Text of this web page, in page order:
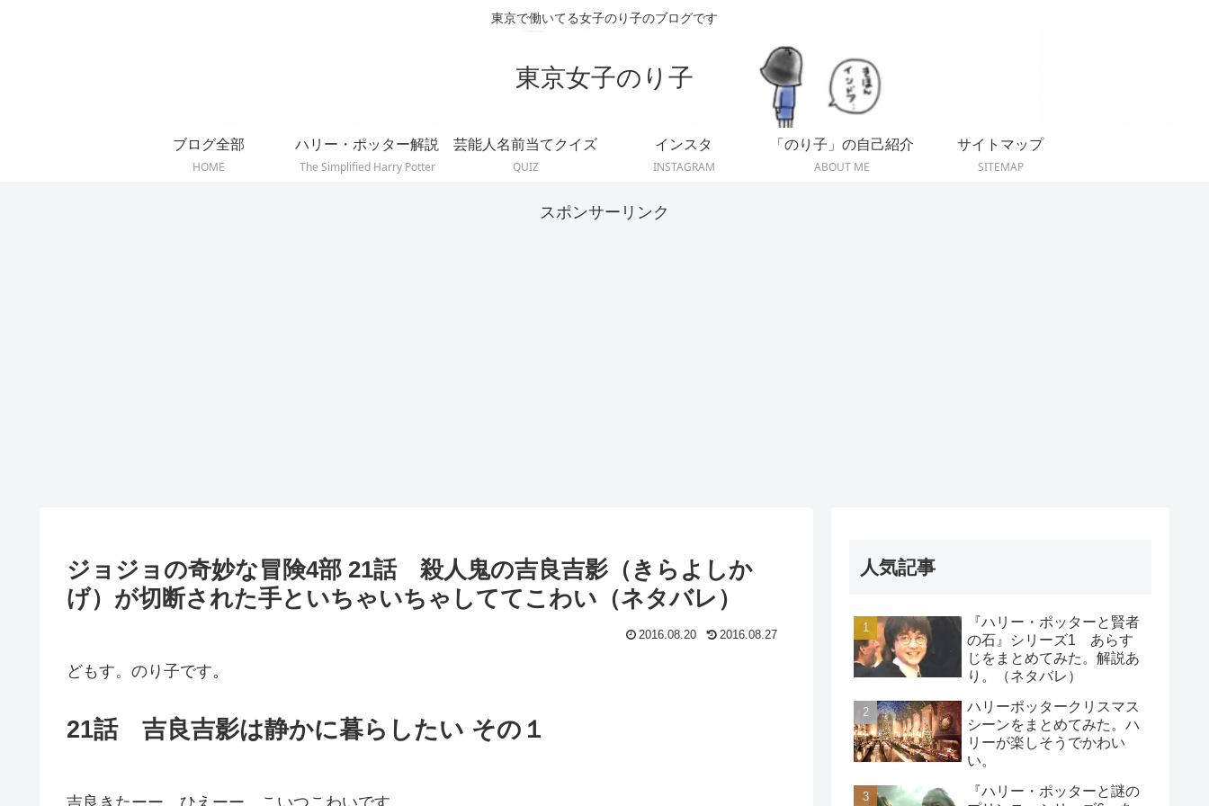
東京で働いてる女子のり子のブログです
東京女子のり子
ブログ全部
HOME
ハリー・ポッター解説
The Simplified Harry Potter
芸能人名前当てクイズ
QUIZ
インスタ
INSTAGRAM
「のり子」の自己紹介
ABOUT ME
サイトマップ
SITEMAP
スポンサーリンク
ジョジョの奇妙な冒険4部 21話 殺人鬼の吉良吉影（きらよしか
げ）が切断された手といちゃいちゃしててこわい（ネタバレ）
2016.08.20 2016.08.27
どもす。のり子です。
21話 吉良吉影は静かに暮らしたい その１
人気記事
『ハリー・ポッターと賢者
の石』シリーズ1 あらす
じをまとめてみた。解説あ
り。（ネタバレ）
ハリーポッタークリスマス
シーンをまとめてみた。ハ
リーが楽しそうでかわい
い。
『ハリー・ポッターと謎の